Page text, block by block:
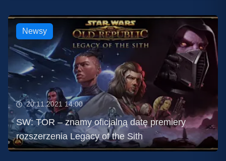
Newsy
20.11.2021 14:00
SW: TOR – znamy oficjalną datę premiery
rozszerzenia Legacy of the Sith